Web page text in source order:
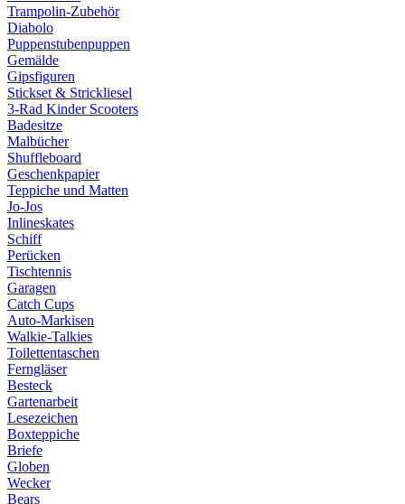
Trampolin-Zubehör
Diabolo
Puppenstubenpuppen
Gemälde
Gipsfiguren
Stickset & Strickliesel
3-Rad Kinder Scooters
Badesitze
Malbücher
Shuffleboard
Geschenkpapier
Teppiche und Matten
Jo-Jos
Inlineskates
Schiff
Perücken
Tischtennis
Garagen
Catch Cups
Auto-Markisen
Walkie-Talkies
Toilettentaschen
Ferngläser
Besteck
Gartenarbeit
Lesezeichen
Boxteppiche
Briefe
Globen
Wecker
Bears